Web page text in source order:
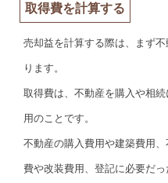
取得費を計算する
売却益を計算する際は、まず
ります。
取得費は、不動産を購入や相
用のことです。
不動産の購入費用や建築費用
費や改装費用、登記に必要だ